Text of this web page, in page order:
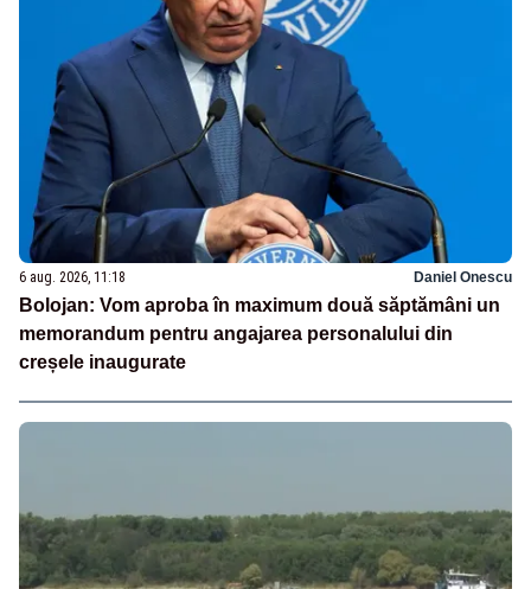
6 aug. 2026, 11:18 Daniel Onescu
Bolojan: Vom aproba în maximum două săptămâni un
memorandum pentru angajarea personalului din
creșele inaugurate